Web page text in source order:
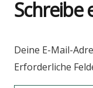
Schreibe
Deine E-Mail-
Erforderliche